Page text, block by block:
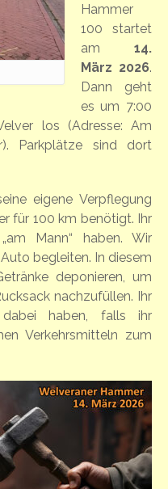
Hammer
100 startet
am 14.
März 2026.
Dann geht
es um 7:00
los (Adresse: Am
Parkplätze sind dort
eigene Verpflegung
für 100 km benötigt. Ihr
Mann“ haben. Wir
begleiten. In diesem
deponieren, um
nachzufüllen. Ihr
haben, falls ihr
Verkehrsmitteln zum